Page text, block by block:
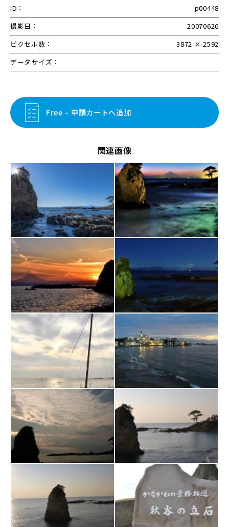
ID：
p00448
撮影日：
20070620
ピクセル数：
3872 × 2592
データサイズ：
Free – 申請カートへ追加
関連画像